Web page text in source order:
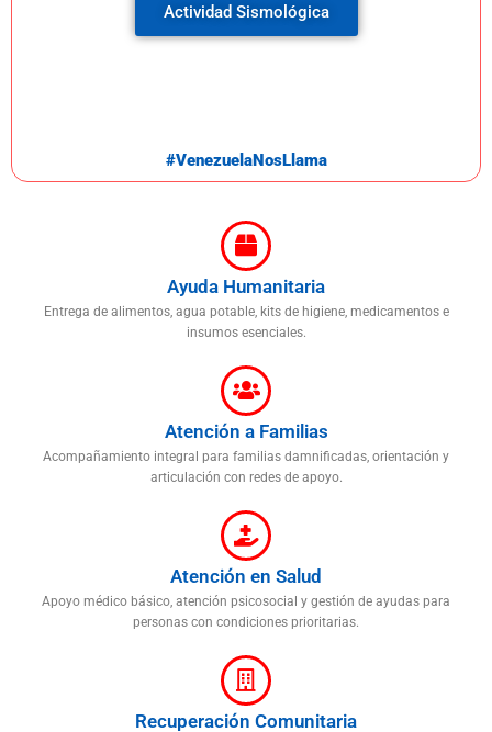
Actividad Sismológica
#VenezuelaNosLlama
Ayuda Humanitaria
Entrega de alimentos, agua potable, kits de higiene, medicamentos e
insumos esenciales.
Atención a Familias
Acompañamiento integral para familias damnificadas, orientación y
articulación con redes de apoyo.
Atención en Salud
Apoyo médico básico, atención psicosocial y gestión de ayudas para
personas con condiciones prioritarias.
Recuperación Comunitaria